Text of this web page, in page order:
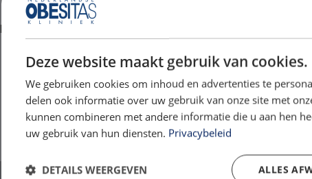
Lees het verhaal
Deze website maakt gebruik van cookies.
We gebruiken cookies om inhoud en advertenties te
delen ook informatie over uw gebruik van onze site met
kunnen combineren met andere informatie die u aan hen
uw gebruik van hun diensten. Privacybeleid
ALLES
DETAILS WEERGEVEN